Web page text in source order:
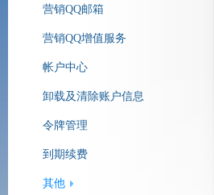
营销QQ邮箱
营销QQ增值服务
帐户中心
卸载及清除账户信息
令牌管理
到期续费
其他